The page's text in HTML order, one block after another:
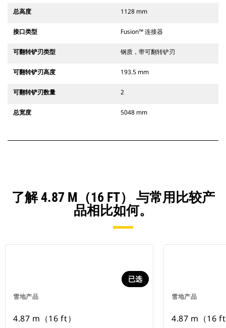
总高度 1128 mm
接口类型 Fusion™ 连接器
可翻转铲刃类型 钢质，带可翻转铲刃
可翻转铲刃高度 193.5 mm
可翻转铲刃数量 2
总宽度 5048 mm
了解 4.87 M（16 FT） 与常用比较产
品相比如何。
雪地产品
已选
4.87 m（16 ft）
雪地产品
4.87 m（16